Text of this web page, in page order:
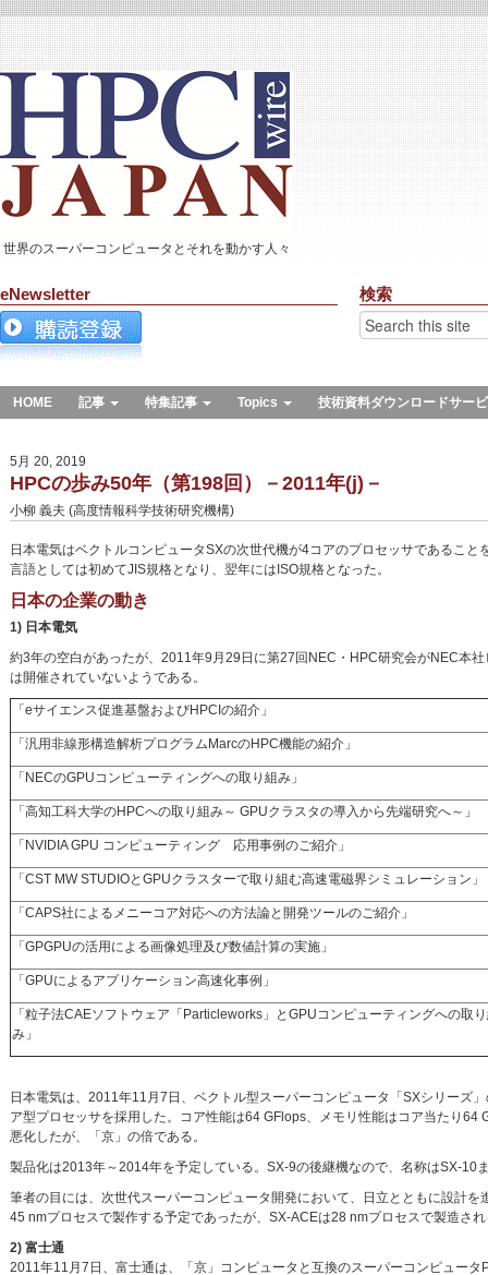
世界のスーパーコンピュータとそれを動かす人々
eNewsletter 検索
HOME 記事 特集記事 Topics 技術資料ダウンロードサー
5月 20, 2019
HPCの歩み50年（第198回）－2011年(j)－
小柳 義夫 (高度情報科学技術研究機構)
日本電気はベクトルコンピュータSXの次世代機が4コアのプロセッサであるこ
言語としては初めてJIS規格となり、翌年にはISO規格となった。
日本の企業の動き
1) 日本電気
約3年の空白があったが、2011年9月29日に第27回NEC・HPC研究会がNEC本
は開催されていないようである。
「eサイエンス促進基盤およびHPCIの紹介」
「汎用非線形構造解析プログラムMarcのHPC機能の紹介」
「NECのGPUコンピューティングへの取り組み」
「高知工科大学のHPCへの取り組み～ GPUクラスタの導入から先端研究へ～」
「NVIDIA GPU コンピューティング 応用事例のご紹介」
「CST MW STUDIOとGPUクラスターで取り組む高速電磁界シミュレーション」
「CAPS社によるメニーコア対応への方法論と開発ツールのご紹介」
「GPGPUの活用による画像処理及び数値計算の実施」
「GPUによるアプリケーション高速化事例」
「粒子法CAEソフトウェア「Particleworks」とGPUコンピューティングへの取
み」
日本電気は、2011年11月7日、ベクトル型スーパーコンピュータ「SXシリーズ
ア型プロセッサを採用した。コア性能は64 GFlops、メモリ性能はコア当たり
悪化したが、「京」の倍である。
製品化は2013年～2014年を予定している。SX-9の後継機なので、名称はSX-10
筆者の目には、次世代スーパーコンピュータ開発において、日立とともに設計
45 nmプロセスで製作する予定であったが、SX-ACEは28 nmプロセスで製造さ
2) 富士通
2011年11月7日、富士通は、「京」コンピュータと互換のスーパーコンピュータ